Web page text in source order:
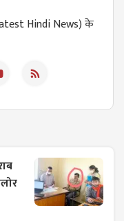
Hindi News) के